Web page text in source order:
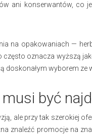
ani konserwantów, co
na opakowaniach —
oznacza wyższą
wyborem ze
być
ale przy tak szerokiej
znaleźć promocje na